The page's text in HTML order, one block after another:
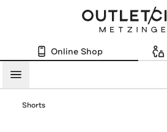
Online Shop
Menü
Shorts